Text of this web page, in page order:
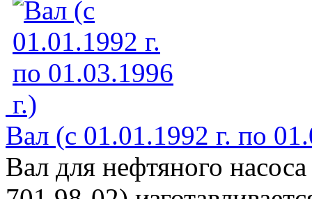
Вал (с 01.01.1992 г. по
Вал для нефтяного